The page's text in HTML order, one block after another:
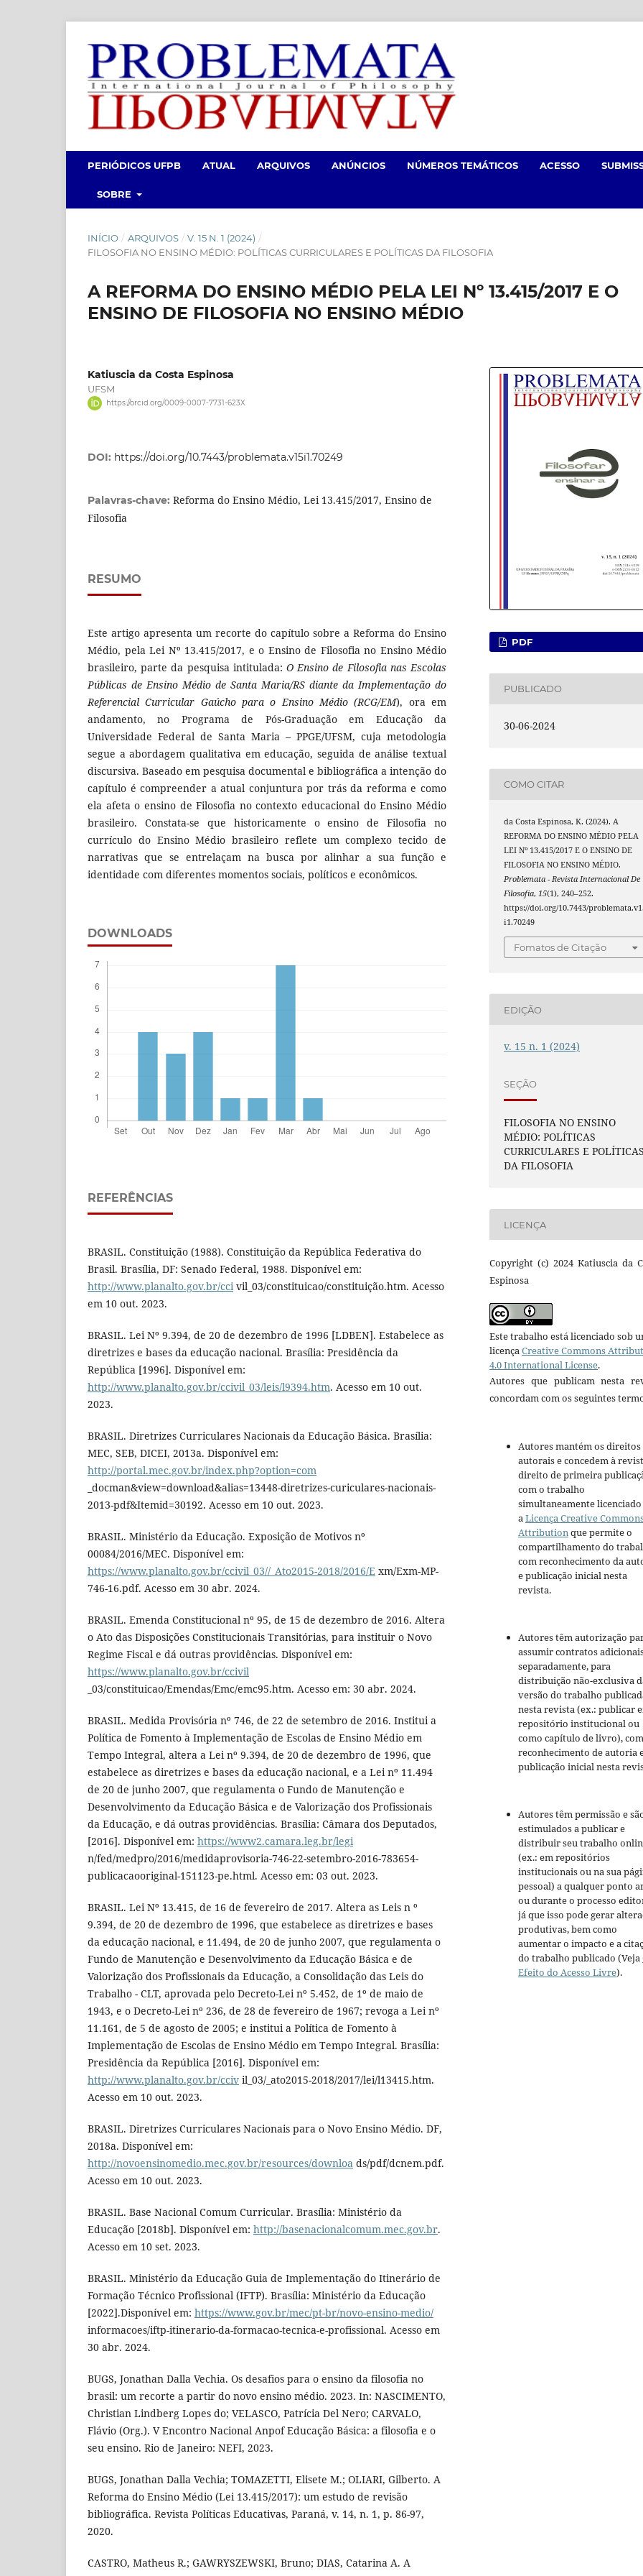
PERIÓDICOS UFPB ATUAL ARQUIVOS ANÚNCIOS NÚMEROS TEMÁTICOS ACESSO
SOBRE
INÍCIO / ARQUIVOS / V. 15 N. 1 (2024) /
FILOSOFIA NO ENSINO MÉDIO: POLÍTICAS CURRICULARES E POLÍTICAS DA FILOSOFIA
A REFORMA DO ENSINO MÉDIO PELA LEI Nº 13.415/2017 E O
ENSINO DE FILOSOFIA NO ENSINO MÉDIO
Katiuscia da Costa Espinosa
UFSM
https://orcid.org/0009-0007-7731-623X
DOI: https://doi.org/10.7443/problemata.v15i1.70249
Palavras-chave: Reforma do Ensino Médio, Lei 13.415/2017, Ensino de
Filosofia
RESUMO
Este artigo apresenta um recorte do capítulo sobre a Reforma do Ensino
Médio, pela Lei Nº 13.415/2017, e o Ensino de Filosofia no Ensino Médio
brasileiro, parte da pesquisa intitulada: O Ensino de Filosofia nas Escolas
Públicas de Ensino Médio de Santa Maria/RS diante da Implementação do
Referencial Curricular Gaúcho para o Ensino Médio (RCG/EM), ora em
andamento, no Programa de Pós-Graduação em Educação da
Universidade Federal de Santa Maria – PPGE/UFSM, cuja metodologia
segue a abordagem qualitativa em educação, seguida de análise textual
discursiva. Baseado em pesquisa documental e bibliográfica a intenção do
capítulo é compreender a atual conjuntura por trás da reforma e como
ela afeta o ensino de Filosofia no contexto educacional do Ensino Médio
brasileiro. Constata-se que historicamente o ensino de Filosofia no
currículo do Ensino Médio brasileiro reflete um complexo tecido de
narrativas que se entrelaçam na busca por alinhar a sua função e
identidade com diferentes momentos sociais, políticos e econômicos.
DOWNLOADS
REFERÊNCIAS
BRASIL. Constituição (1988). Constituição da República Federativa do
Brasil. Brasília, DF: Senado Federal, 1988. Disponível em:
http://www.planalto.gov.br/ccivil_03/constituicao/constituição.htm. Acesso
em 10 out. 2023.
BRASIL. Lei Nº 9.394, de 20 de dezembro de 1996 [LDBEN]. Estabelece as
diretrizes e bases da educação nacional. Brasília: Presidência da
República [1996]. Disponível em:
http://www.planalto.gov.br/ccivil_03/leis/l9394.htm. Acesso em 10 out.
2023.
BRASIL. Diretrizes Curriculares Nacionais da Educação Básica. Brasília:
MEC, SEB, DICEI, 2013a. Disponível em:
http://portal.mec.gov.br/index.php?option=com
_docman&view=download&alias=13448-diretrizes-curiculares-nacionais-
2013-pdf&Itemid=30192. Acesso em 10 out. 2023.
BRASIL. Ministério da Educação. Exposição de Motivos nº
00084/2016/MEC. Disponível em:
https://www.planalto.gov.br/ccivil_03//_Ato2015-2018/2016/E xm/Exm-MP-
746-16.pdf. Acesso em 30 abr. 2024.
BRASIL. Emenda Constitucional nº 95, de 15 de dezembro de 2016. Altera
o Ato das Disposições Constitucionais Transitórias, para instituir o Novo
Regime Fiscal e dá outras providências. Disponível em:
https://www.planalto.gov.br/ccivil
_03/constituicao/Emendas/Emc/emc95.htm. Acesso em: 30 abr. 2024.
BRASIL. Medida Provisória nº 746, de 22 de setembro de 2016. Institui a
Política de Fomento à Implementação de Escolas de Ensino Médio em
Tempo Integral, altera a Lei nº 9.394, de 20 de dezembro de 1996, que
estabelece as diretrizes e bases da educação nacional, e a Lei nº 11.494
de 20 de junho 2007, que regulamenta o Fundo de Manutenção e
Desenvolvimento da Educação Básica e de Valorização dos Profissionais
da Educação, e dá outras providências. Brasília: Câmara dos Deputados,
[2016]. Disponível em: https://www2.camara.leg.br/legi
n/fed/medpro/2016/medidaprovisoria-746-22-setembro-2016-783654-
publicacaooriginal-151123-pe.html. Acesso em: 03 out. 2023.
BRASIL. Lei Nº 13.415, de 16 de fevereiro de 2017. Altera as Leis n º
9.394, de 20 de dezembro de 1996, que estabelece as diretrizes e bases
da educação nacional, e 11.494, de 20 de junho 2007, que regulamenta o
Fundo de Manutenção e Desenvolvimento da Educação Básica e de
Valorização dos Profissionais da Educação, a Consolidação das Leis do
Trabalho - CLT, aprovada pelo Decreto-Lei nº 5.452, de 1º de maio de
1943, e o Decreto-Lei nº 236, de 28 de fevereiro de 1967; revoga a Lei nº
11.161, de 5 de agosto de 2005; e institui a Política de Fomento à
Implementação de Escolas de Ensino Médio em Tempo Integral. Brasília:
Presidência da República [2016]. Disponível em:
http://www.planalto.gov.br/cciv il_03/_ato2015-2018/2017/lei/l13415.htm.
Acesso em 10 out. 2023.
BRASIL. Diretrizes Curriculares Nacionais para o Novo Ensino Médio. DF,
2018a. Disponível em:
http://novoensinomedio.mec.gov.br/resources/downloa ds/pdf/dcnem.pdf.
Acesso em 10 out. 2023.
BRASIL. Base Nacional Comum Curricular. Brasília: Ministério da
Educação [2018b]. Disponível em: http://basenacionalcomum.mec.gov.br.
Acesso em 10 set. 2023.
BRASIL. Ministério da Educação Guia de Implementação do Itinerário de
Formação Técnico Profissional (IFTP). Brasília: Ministério da Educação
[2022].Disponível em: https://www.gov.br/mec/pt-br/novo-ensino-medio/
informacoes/iftp-itinerario-da-formacao-tecnica-e-profissional. Acesso em
30 abr. 2024.
BUGS, Jonathan Dalla Vechia. Os desafios para o ensino da filosofia no
brasil: um recorte a partir do novo ensino médio. 2023. In: NASCIMENTO,
Christian Lindberg Lopes do; VELASCO, Patrícia Del Nero; CARVALO,
Flávio (Org.). V Encontro Nacional Anpof Educação Básica: a filosofia e o
seu ensino. Rio de Janeiro: NEFI, 2023.
BUGS, Jonathan Dalla Vechia; TOMAZETTI, Elisete M.; OLIARI, Gilberto. A
Reforma do Ensino Médio (Lei 13.415/2017): um estudo de revisão
bibliográfica. Revista Políticas Educativas, Paraná, v. 14, n. 1, p. 86-97,
2020.
CASTRO, Matheus R.; GAWRYSZEWSKI, Bruno; DIAS, Catarina A. A
PDF
PUBLICADO
30-06-2024
COMO CITAR
da Costa Espinosa, K. (2024). A
REFORMA DO ENSINO MÉDIO PELA
LEI Nº 13.415/2017 E O ENSINO DE
FILOSOFIA NO ENSINO MÉDIO.
Problemata - Revista Internacional De
Filosofia,15(1), 240–252.
https://doi.org/10.7443/
i1.70249
Fomatos de Citação
EDIÇÃO
v. 15 n. 1 (2024)
SEÇÃO
FILOSOFIA NO ENSINO
MÉDIO: POLÍTICAS
CURRICULARES E
DA FILOSOFIA
LICENÇA
Copyright (c) 2024 Katiuscia da
Espinosa
Este trabalho está licenciado sob
licençaCreative Commons
4.0 International License.
Autores que publicam nesta
concordam com os seguintes
Autores mantém os direitos
autorais e concedem à
direito de primeira
com o trabalho
simultaneamente
a Licença Creative
Attribution que permite o
compartilhamento do
com reconhecimento da
e publicação inicial nesta
revista.
Autores têm autorização
assumir contratos
separadamente, para
distribuição não-exclusiva
versão do trabalho
nesta revista (ex.: publicar
repositório institucional ou
como capítulo de livro), com
reconhecimento de autoria
publicação inicial nesta
Autores têm permissão e
estimulados a publicar e
distribuir seu trabalho
(ex.: em repositórios
institucionais ou na sua
pessoal) a qualquer ponto
ou durante o processo
já que isso pode gerar
produtivas, bem como
aumentar o impacto e a
do trabalho publicado (Veja
Efeito do Acesso Livre).